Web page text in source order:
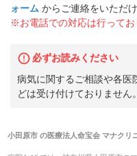
ォーム からご連絡をいただ
※お電話での対応は行ってお
必ずお読みください
病気に関するご相談や各医
どは受け付けておりません。
小田原市の医療法人命宝会 マナクリ